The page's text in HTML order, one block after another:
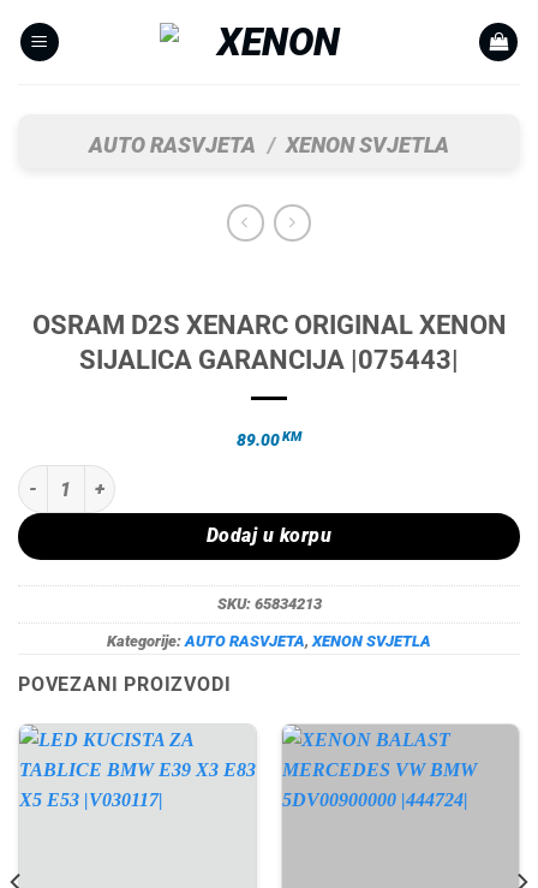
AUTO RASVJETA / XENON SVJETLA
OSRAM D2S XENARC ORIGINAL XENON
SIJALICA GARANCIJA |075443|
89.00KM
OSRAM D2S XENARC ORIGINAL XENON SIJALICA GARANCIJA
Dodaj u korpu
SKU: 65834213
Kategorije: AUTO RASVJETA, XENON SVJETLA
POVEZANI PROIZVODI